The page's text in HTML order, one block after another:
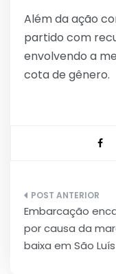
Além da ação
partido com
envolvendo a
cota de gênero.
Navegação
de
Post
Embarcação
por causa da
baixa em São Luís